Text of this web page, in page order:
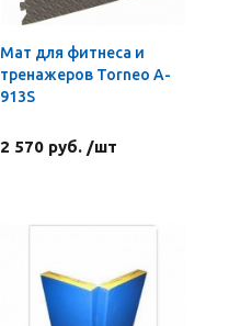
Мат для фитнеса и
тренажеров Torneo A-
913S
2 570 руб. /шт